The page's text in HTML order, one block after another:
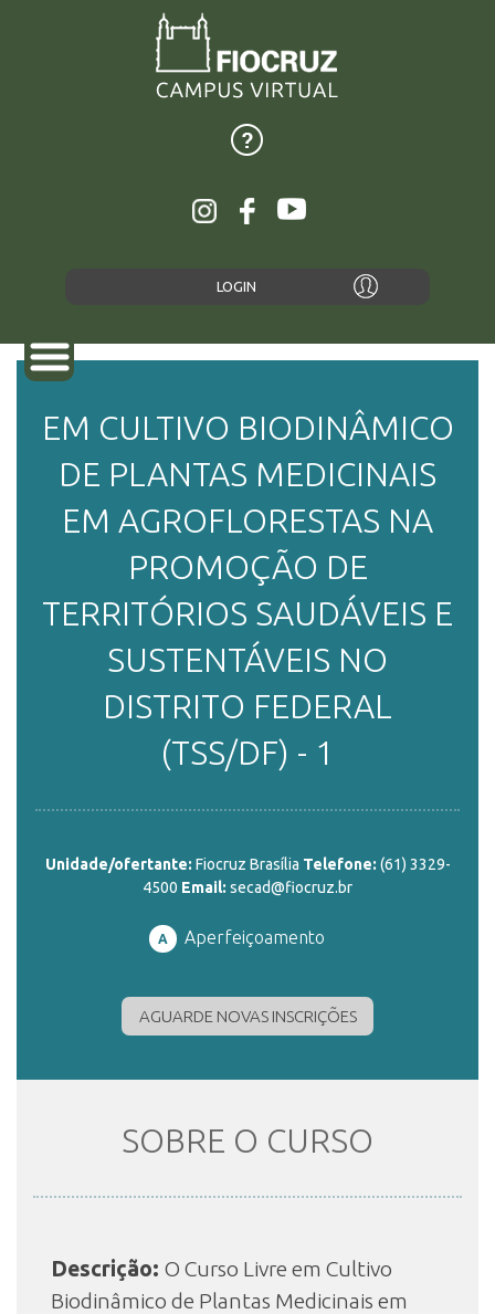
LOGIN
SOBRE
PLATAFORMAS
DOCUMENTOS
CONTATO
EM CULTIVO BIODINÂMICO
DE PLANTAS MEDICINAIS
EM AGROFLORESTAS NA
PROMOÇÃO DE
TERRITÓRIOS SAUDÁVEIS E
SUSTENTÁVEIS NO
DISTRITO FEDERAL
(TSS/DF) - 1
Unidade/ofertante: Fiocruz Brasília Telefone: (61) 3329-
4500 Email: secad@fiocruz.br
A Aperfeiçoamento
AGUARDE NOVAS INSCRIÇÕES
SOBRE O CURSO
Descrição: O Curso Livre em Cultivo
Biodinâmico de Plantas Medicinais em